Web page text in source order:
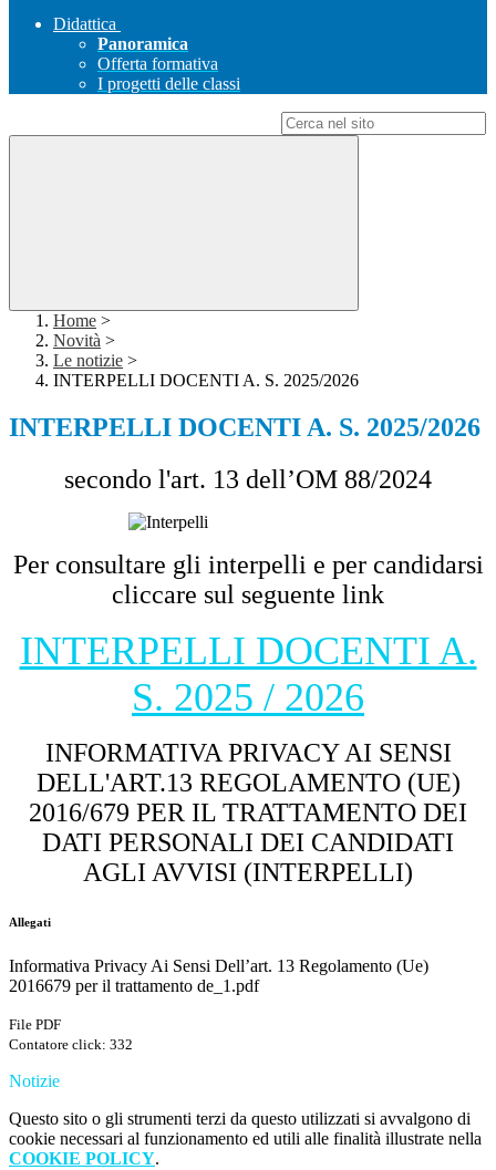
Didattica
Panoramica
Offerta formativa
I progetti delle classi
Home >
Novità >
Le notizie >
INTERPELLI DOCENTI A. S. 2025/2026
INTERPELLI DOCENTI A. S. 2025/2026
secondo l'art. 13 dell’OM 88/2024
Per consultare gli interpelli e per candidarsi
cliccare sul seguente link
INTERPELLI DOCENTI A.
S. 2025 / 2026
INFORMATIVA PRIVACY AI SENSI
DELL'ART.13 REGOLAMENTO (UE)
2016/679 PER IL TRATTAMENTO DEI
DATI PERSONALI DEI CANDIDATI
AGLI AVVISI (INTERPELLI)
Allegati
Informativa Privacy Ai Sensi Dell’art. 13 Regolamento (Ue)
2016679 per il trattamento de_1.pdf
File PDF
Contatore click: 332
Notizie
Questo sito o gli strumenti terzi da questo utilizzati si avvalgono di
cookie necessari al funzionamento ed utili alle finalità illustrate nella
COOKIE POLICY.